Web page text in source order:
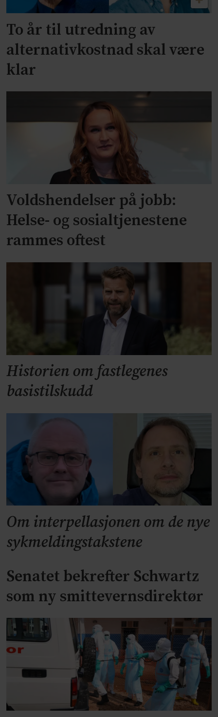
To år til utredning av
alternativkostnad skal være
klar
Voldshendelser på jobb:
Helse- og sosialtjenestene
rammes oftest
Historien om fastlegenes
basistilskudd
Om interpellasjonen om de nye
sykmeldingstakstene
Senatet bekrefter Schwartz
som ny smittevernsdirektør